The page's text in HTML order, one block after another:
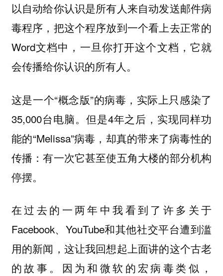
以自动给你认识是所有人来自动发送邮件病
毒程序，把这个程序放到一个看上去正常的
Word文档中，一旦你打开这个文档，它就
会传播给你认识的所有人。
这是一个“概念版”的病毒，实际上只感染了
35,000台电脑。但是4年之后，实现同样功
能的“Melissa”病毒，却真的带来了病毒性的
传播：有一次它甚至使五角大楼的部分机构
停摆。
在过去的一两年中我看到了许多关于
Facebook、YouTube和其他社交平台遭到滥
用的新闻，这让我回想起上面讲的这个古老
的故事。因为和微软的宏病毒类似，